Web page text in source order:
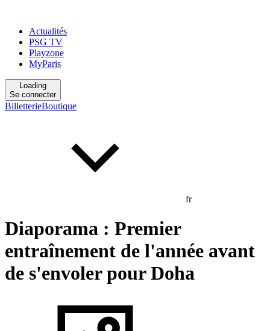
Actualités
PSG TV
Playzone
MyParis
Loading
Se connecter
BilletterieBoutique
fr
Diaporama : Premier
entraînement de l'année avant
de s'envoler pour Doha